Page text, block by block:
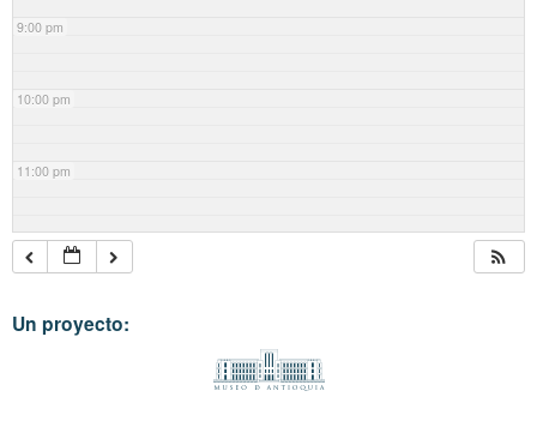
9:00 pm
10:00 pm
11:00 pm
Un proyecto: